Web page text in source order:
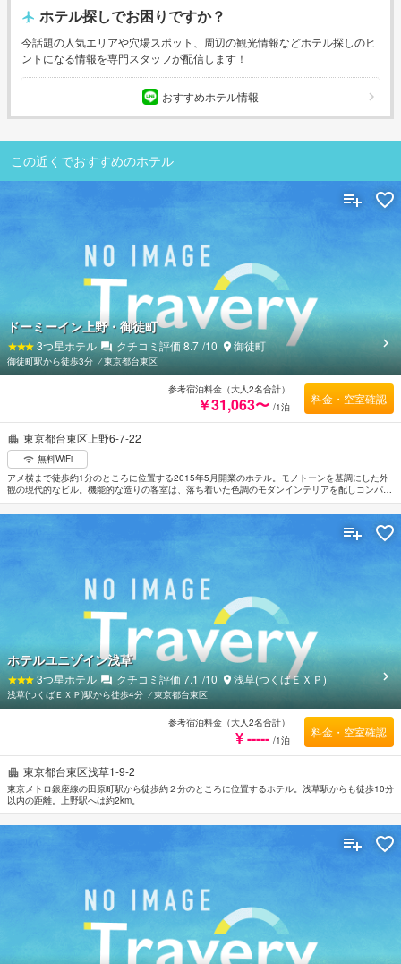
ホテル探しでお困りですか？
今話題の人気エリアや穴場スポット、周辺の観光情報などホテル探しのヒ
ントになる情報を専門スタッフが配信します！
おすすめホテル情報
この近くでおすすめのホテル
東京都台東区上野6-7-22
無料WiFi
アメ横まで徒歩約1分のところに位置する2015年5月開業のホテル。モノトーンを基調にした外
観の現代的なビル。機能的な造りの客室は、落ち着いた色調のモダンインテリアを配しコンパク
トにまとめられている。館内には男女別の超軟水大浴場、半露天風呂、サウナ、セルフランドリ
ーなどの付帯施設を完備。JR御徒町駅北口から徒歩約5分、JR上野駅広小路口から徒歩約7分、
東京メトロ日比谷線仲御徒町駅、都営大江戸線上野広小路駅A8番出口から徒歩約2分。羽田空港
ドーミーイン上野・御徒町
3つ星ホテル クチコミ評価 8.7 /10 御徒町
御徒町駅から徒歩3分 ⁄東京都台東区
参考宿泊料金（大人2名合計）
￥31,063〜 /1泊
料金・空室確認
東京都台東区浅草1-9-2
東京メトロ銀座線の田原町駅から徒歩約２分のところに位置するホテル。浅草駅からも徒歩10分
以内の距離。上野駅へは約2km。
ホテルユニゾイン浅草
3つ星ホテル クチコミ評価 7.1 /10 浅草(つくばＥＸＰ)
浅草(つくばＥＸＰ)駅から徒歩4分 ⁄東京都台東区
参考宿泊料金（大人2名合計）
¥ ----- /1泊
料金・空室確認